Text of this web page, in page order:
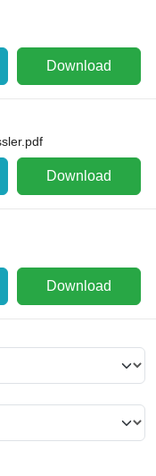
Download
Download
Download